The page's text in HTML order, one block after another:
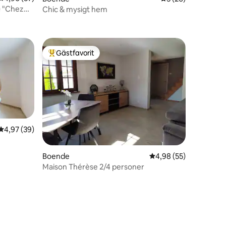
Chic & mysigt hem
av 5 i genomsnittligt betyg, 39 omdömen
4,97 (39)
Populär gästfavorit
Gästfavorit
Boende 4,98 av 5 i
4,98 (55)
Maison Thérèse 2/4 personer